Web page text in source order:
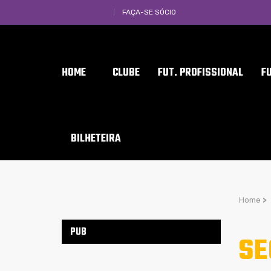
FAÇA-SE SÓCIO
HOME CLUBE FUT. PROFISSIONAL
BILHETEIRA
Home >
PUB